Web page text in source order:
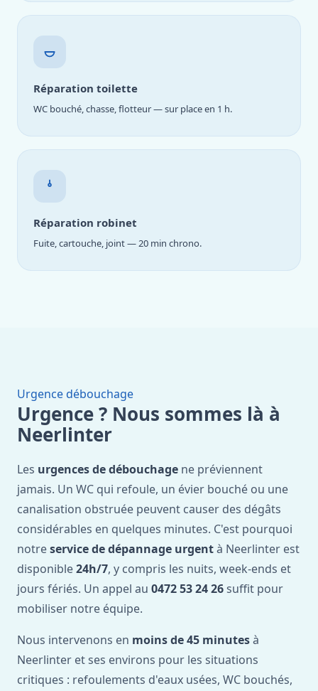
Réparation toilette
WC bouché, chasse, flotteur — sur place en 1 h.
Réparation robinet
Fuite, cartouche, joint — 20 min chrono.
Urgence débouchage
Urgence ? Nous sommes là à
Neerlinter
Les urgences de débouchage ne préviennent
jamais. Un WC qui refoule, un évier bouché ou une
canalisation obstruée peuvent causer des dégâts
considérables en quelques minutes. C'est pourquoi
notreservice de dépannage urgentà Neerlinter est
disponible24h/7, y compris les nuits, week-ends et
jours fériés. Un appel au 0472 53 24 26 suffit pour
mobiliser notre équipe.
Nous intervenons en moins de 45 minutesà
Neerlinter et ses environs pour les situations
critiques : refoulements d'eaux usées, WC bouchés,